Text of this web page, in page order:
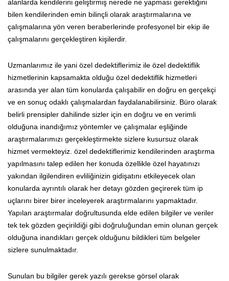
alanlarda kendilerini geliştirmiş nerede ne yapması gerektiğini
bilen kendilerinden emin bilinçli olarak araştırmalarına ve
çalışmalarına yön veren beraberlerinde profesyonel bir ekip ile
çalışmalarını gerçekleştiren kişilerdir.
Uzmanlarımız ile yani özel dedektiflerimiz ile özel dedektiflik
hizmetlerinin kapsamakta olduğu özel dedektiflik hizmetleri
arasında yer alan tüm konularda çalışabilir en doğru en gerçekçi
ve en sonuç odaklı çalışmalardan faydalanabilirsiniz. Büro olarak
belirli prensipler dahilinde sizler için en doğru ve en verimli
olduğuna inandığımız yöntemler ve çalışmalar eşliğinde
araştırmalarımızı gerçekleştirmekte sizlere kusursuz olarak
hizmet vermekteyiz. özel dedektiflerimiz kendilerinden araştırma
yapılmasını talep edilen her konuda özellikle özel hayatınızı
yakından ilgilendiren evliliğinizin gidişatını etkileyecek olan
konularda ayrıntılı olarak her detayı gözden geçirerek tüm ip
uçlarını birer birer inceleyerek araştırmalarını yapmaktadır.
Yapılan araştırmalar doğrultusunda elde edilen bilgiler ve veriler
tek tek gözden geçirildiği gibi doğruluğundan emin olunan gerçek
olduğuna inandıkları gerçek olduğunu bildikleri tüm belgeler
sizlere sunulmaktadır.
Sunulan bu bilgiler gerek yazılı gerekse görsel olarak